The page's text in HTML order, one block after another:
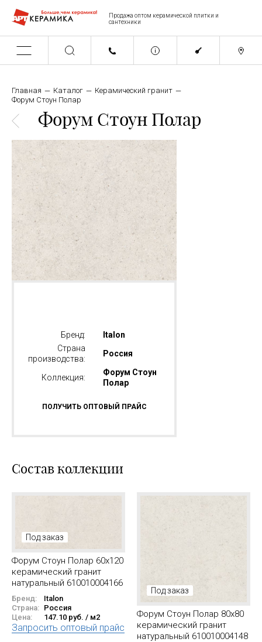
Продажа оптом керамической плитки и
сантехники
Главная Каталог
Керамический гранит
Форум Стоун Полар
Форум Стоун Полар
Бренд:
Italon
Страна
производства:
Россия
Коллекция:
Форум Стоун
Полар
ПОЛУЧИТЬ ОПТОВЫЙ ПРАЙС
Состав коллекции
Под заказ
Форум Стоун Полар 60x120
керамический гранит
натуральный 610010004166
Бренд:
Italon
Страна: Россия
Цена:
147.10 руб. / м2
Запросить оптовый прайс
Под заказ
Форум Стоун Полар 80x80
керамический гранит
натуральный 610010004148